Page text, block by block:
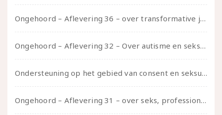
Ongehoord – Aflevering 36 – over transformative justice – in gesprek met Ella en carson
Ongehoord – Aflevering 32 – Over autisme en seksualiteit – in gesprek met Roos Reijbroek
Ondersteuning op het gebied van consent en seksualiteit
Ongehoord – Aflevering 31 – over seks, professioneel en persoonlijk, een gesprek met Marije